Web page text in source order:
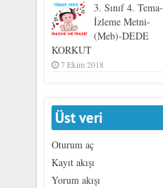
3. Sınıf 4. Tema-
İzleme Metni-
(Meb)-DEDE
KORKUT
7 Ekim 2018
Üst veri
Oturum aç
Kayıt akışı
Yorum akışı